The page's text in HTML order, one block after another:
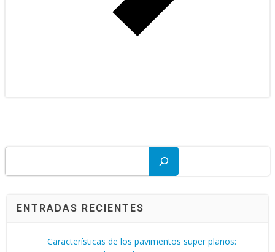
ENTRADAS RECIENTES
Características de los pavimentos super planos: